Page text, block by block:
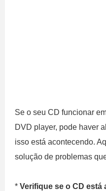
Se o seu CD funcionar
DVD player, pode haver
isso está acontecendo.
solução de problemas
* Verifique se o CD